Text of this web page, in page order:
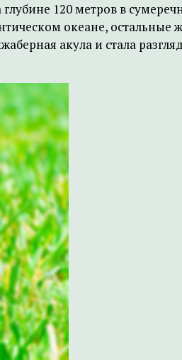
120 метров в
океане, остальные
акула и стала